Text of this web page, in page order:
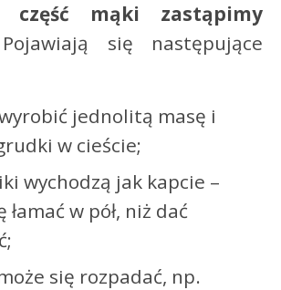
mąki zastąpimy
się następujące
jednolitą masę i
w cieście;
wychodzą jak kapcie –
łamać w pół, niż dać
się rozpadać, np.